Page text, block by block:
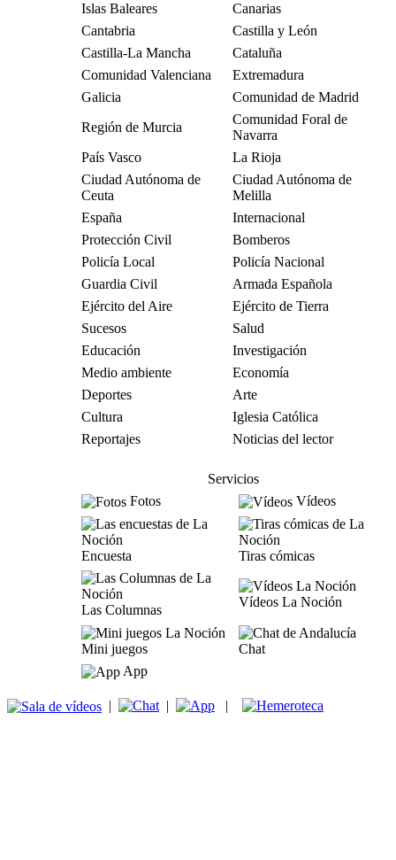
Islas Baleares
Canarias
Cantabria
Castilla y León
Castilla-La Mancha
Cataluña
Comunidad Valenciana
Extremadura
Galicia
Comunidad de Madrid
Región de Murcia
Comunidad Foral de
Navarra
País Vasco
La Rioja
Ciudad Autónoma de
Ceuta
Ciudad Autónoma de
Melilla
España
Internacional
Protección Civil
Bomberos
Policía Local
Policía Nacional
Guardia Civil
Armada Española
Ejército del Aire
Ejército de Tierra
Sucesos
Salud
Educación
Investigación
Medio ambiente
Economía
Deportes
Arte
Cultura
Iglesia Católica
Reportajes
Noticias del lector
Servicios
Fotos
Vídeos
Encuesta Tiras cómicas
Las Columnas
Vídeos La Noción
Mini juegos
Chat
App
| | |